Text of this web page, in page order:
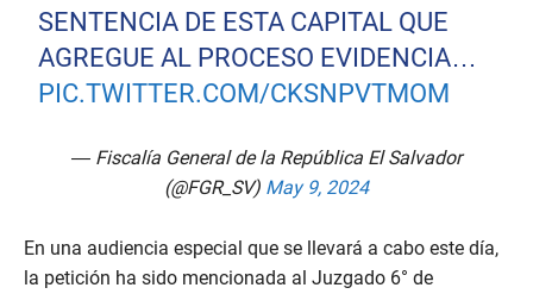
SENTENCIA DE ESTA CAPITAL QUE
AGREGUE AL PROCESO EVIDENCIA…
PIC.TWITTER.COM/CKSNPVTMOM
— Fiscalía General de la República El Salvador
(@FGR_SV) May 9, 2024
En una audiencia especial que se llevará a cabo este día,
la petición ha sido mencionada al Juzgado 6° de